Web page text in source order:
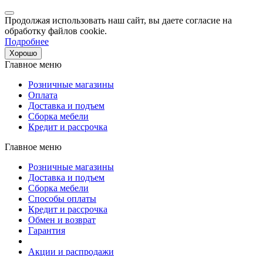
Продолжая использовать наш сайт, вы даете согласие на
обработку файлов cookie.
Подробнее
Хорошо
Главное меню
Розничные магазины
Оплата
Доставка и подъем
Сборка мебели
Кредит и рассрочка
Главное меню
Розничные магазины
Доставка и подъем
Сборка мебели
Способы оплаты
Кредит и рассрочка
Обмен и возврат
Гарантия
Акции и распродажи